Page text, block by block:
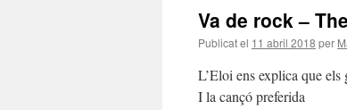
Va de rock –
Publicat el 11 abril 2018 per
L’Eloi ens explica que els
I la cançó preferida